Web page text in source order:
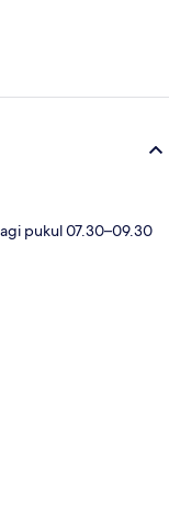
pukul 07.30–09.30